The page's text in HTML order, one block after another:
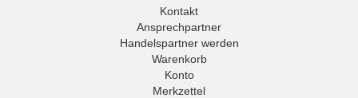
Kontakt
Ansprechpartner
Handelspartner werden
Warenkorb
Konto
Merkzettel